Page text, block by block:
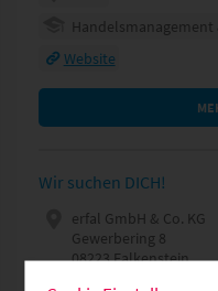
Handelsmanagement
Website
Wir suchen DICH!
erfal GmbH & Co. KG
Gewerbering 8
08223 Falkenstein